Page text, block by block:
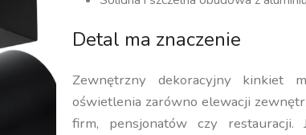
Detal ma znaczenie
Zewnętrzny dekoracyjny kinkiet
oświetlenia zarówno elewacji
firm, pensjonatów czy restauracji.